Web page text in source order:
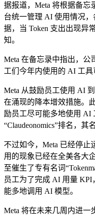
据报道，Meta 将根据备忘
台统一管理 AI 使用情况
据，当 Token 支出出现异
知。
Meta 在备忘录中指出，公
工们今年内使用的 AI 工具
Meta 从鼓励员工使用 AI
在涌现的降本增效措施。
励员工尽可能多地使用 AI
“Claudeonomics”排名，其
不过如今，Meta 已经停止
用的现象已经在全美各大
至催生了专有名词
员工为了完成 AI 用量
能多地调用 AI 模型。
Meta 将在未来几周内进